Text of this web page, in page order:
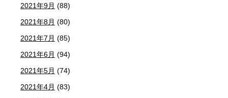
2021年9月 (88)
2021年8月 (80)
2021年7月 (85)
2021年6月 (94)
2021年5月 (74)
2021年4月 (83)